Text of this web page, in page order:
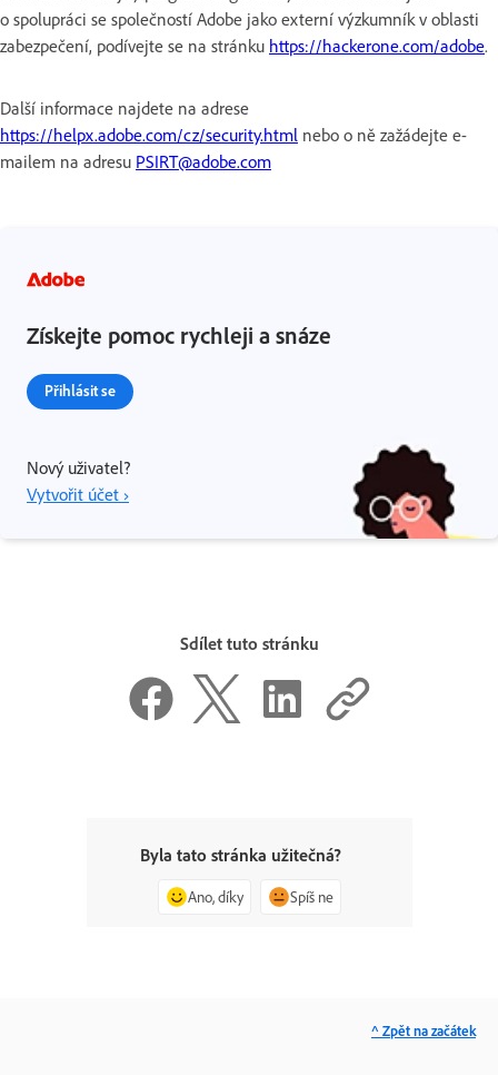
o spolupráci se společností Adobe jako externí výzkumník v oblasti
zabezpečení, podívejte se na stránku https://hackerone.com/adobe.
Další informace najdete na adrese
https://helpx.adobe.com/cz/security.html nebo o ně zažádejte e-
mailem na adresu PSIRT@adobe.com
Získejte pomoc rychleji a snáze
Přihlásit se
Nový uživatel?
Vytvořit účet ›
Sdílet tuto stránku
Byla tato stránka užitečná?
Ano, díky Spíš ne
^ Zpět na začátek